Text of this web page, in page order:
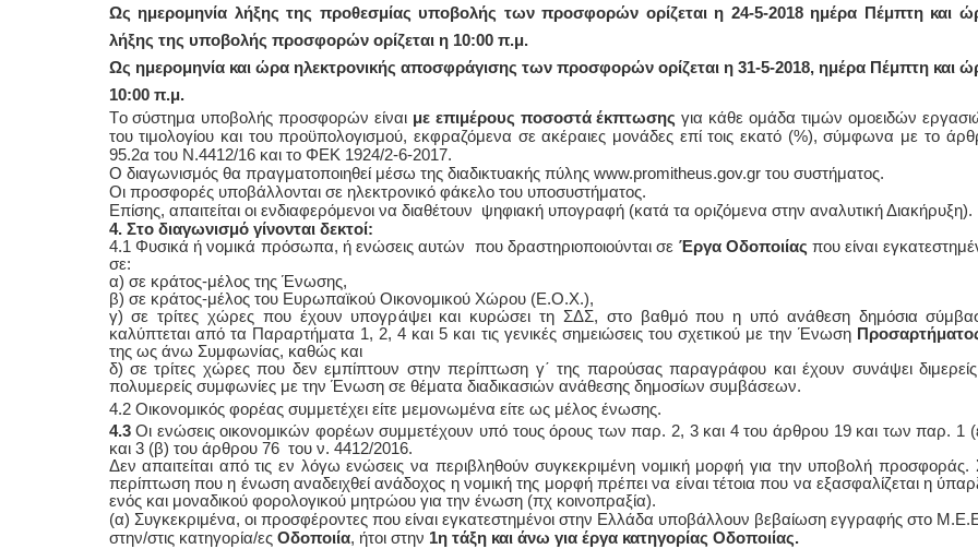
Ως ημερομηνία λήξης της προθεσμίας υποβολής των προσφορών ορίζεται η 24-5-2018 ημέρα Πέμπτη και
λήξης της υποβολής προσφορών ορίζεται η 10:00 π.μ.
Ως ημερομηνία και ώρα ηλεκτρονικής αποσφράγισης των προσφορών ορίζεται η 31-5-2018, ημέρα Πέμπτη και
10:00 π.μ.
Tο σύστημα υποβολής προσφορών είναι με επιμέρους ποσοστά έκπτωσης για κάθε ομάδα τιμών ομοειδών
του τιμολογίου και του προϋπολογισμού, εκφραζόμενα σε ακέραιες μονάδες επί τοις εκατό (%), σύμφωνα με το
95.2α του Ν.4412/16 και το ΦΕΚ 1924/2-6-2017.
Ο διαγωνισμός θα πραγματοποιηθεί μέσω της διαδικτυακής πύλης www.promitheus.gov.gr του συστήματος.
Οι προσφορές υποβάλλονται σε ηλεκτρονικό φάκελο του υποσυστήματος.
Επίσης, απαιτείται οι ενδιαφερόμενοι να διαθέτουν ψηφιακή υπογραφή (κατά τα οριζόμενα στην αναλυτική Διακήρυξη).
4. Στο διαγωνισμό γίνονται δεκτοί:
4.1 Φυσικά ή νομικά πρόσωπα, ή ενώσεις αυτών που δραστηριοποιούνται σε Έργα Οδοποιίας που είναι
σε:
α) σε κράτος-μέλος της Ένωσης,
β) σε κράτος-μέλος του Ευρωπαϊκού Οικονομικού Χώρου (Ε.Ο.Χ.),
γ) σε τρίτες χώρες που έχουν υπογράψει και κυρώσει τη ΣΔΣ, στο βαθμό που η υπό ανάθεση δημόσια
καλύπτεται από τα Παραρτήματα 1, 2, 4 και 5 και τις γενικές σημειώσεις του σχετικού με την Ένωση
της ως άνω Συμφωνίας, καθώς και
δ) σε τρίτες χώρες που δεν εμπίπτουν στην περίπτωση γ΄ της παρούσας παραγράφου και έχουν συνάψει
πολυμερείς συμφωνίες με την Ένωση σε θέματα διαδικασιών ανάθεσης δημοσίων συμβάσεων.
4.2 Οικονομικός φορέας συμμετέχει είτε μεμονωμένα είτε ως μέλος ένωσης.
4.3Οι ενώσεις οικονομικών φορέων συμμετέχουν υπό τους όρους των παρ. 2, 3 και 4 του άρθρου 19 και των παρ. 1
και 3 (β) του άρθρου 76 του ν. 4412/2016.
Δεν απαιτείται από τις εν λόγω ενώσεις να περιβληθούν συγκεκριμένη νομική μορφή για την υποβολή προσφοράς.
περίπτωση που η ένωση αναδειχθεί ανάδοχος η νομική της μορφή πρέπει να είναι τέτοια που να εξασφαλίζεται η
ενός και μοναδικού φορολογικού μητρώου για την ένωση (πχ κοινοπραξία).
(α) Συγκεκριμένα, οι προσφέροντες που είναι εγκατεστημένοι στην Ελλάδα υποβάλλουν βεβαίωση εγγραφής στο
στην/στις κατηγορία/ες Οδοποιία, ήτοι στην 1η τάξη και άνω για έργα κατηγορίας Οδοποιίας.